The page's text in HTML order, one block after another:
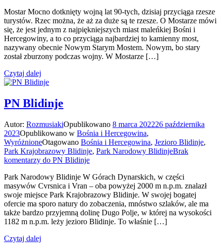
Mostar Mocno dotknięty wojną lat 90-tych, dzisiaj przyciąga rzesze
turystów. Rzec można, że aż za duże są te rzesze. O Mostarze mówi
się, że jest jednym z najpiękniejszych miast maleńkiej Bośni i
Hercegowiny, a to co przyciąga najbardziej to kamienny most,
nazywany obecnie Nowym Starym Mostem. Nowym, bo stary
został zburzony podczas wojny. W Mostarze […]
Czytaj dalej
PN Blidinje
Autor: RozmusiakiOpublikowano 8 marca 202226 października
2023Opublikowano w Bośnia i Hercegowina,
WyróżnioneOtagowano Bośnia i Hercegowina, Jezioro Blidinje,
Park Krajobrazowy Blidinje, Park Narodowy BlidinjeBrak
komentarzy do PN Blidinje
Park Narodowy Blidinje W Górach Dynarskich, w części
masywów Cvrsnica i Vran – oba powyżej 2000 m n.p.m. znalazł
swoje miejsce Park Krajobrazowy Blidinje. W swojej bogatej
ofercie ma sporo natury do zobaczenia, mnóstwo szlaków, ale ma
także bardzo przyjemną dolinę Dugo Polje, w której na wysokości
1182 m n.p.m. leży jezioro Blidinje. To właśnie […]
Czytaj dalej